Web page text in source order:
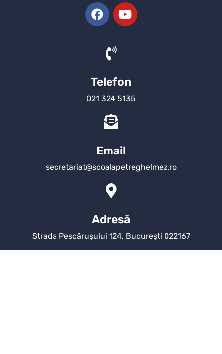
Telefon
021 324 5135
Email
secretariat@scoalapetreghelmez.ro
Adresă
Strada Pescărușului 124, București 022167